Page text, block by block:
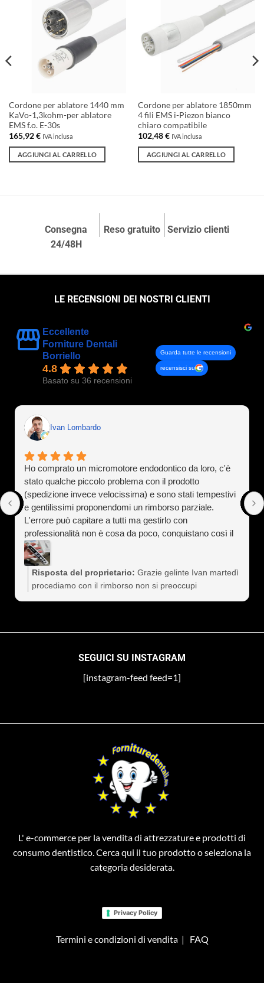
Aggiungi
desideri
Cordone per ablatore 1440 mm
KaVo-1,3kohm-per ablatore
EMS f.o. E-30s
165,92€ IVA inclusa
AGGIUNGI AL CARRELLO
Aggiungi
alla lista
desideri
Cordone per ablatore 1850mm
4 fili EMS i-Piezon bianco
chiaro compatibile
102,48€ IVA inclusa
AGGIUNGI AL CARRELLO
Consegna
24/48H
Reso gratuito Servizio clienti
LE RECENSIONI DEI NOSTRI CLIENTI
Eccellente
Forniture Dentali
Borriello
4.8
Basato su 36 recensioni
Guarda tutte le recensioni
recensisci su
Ivan Lombardo
Ho comprato un micromotore endodontico da loro, c'è
stato qualche piccolo problema con il prodotto
(spedizione invece velocissima) e sono stati tempestivi
e gentilissimi proponendomi un rimborso parziale.
L'errore può capitare a tutti ma gestirlo con
professionalità non è cosa da poco, conquistano così il
cliente a vita). Assolutamente consigliati
Risposta del proprietario: Grazie gelinte Ivan martedì
procediamo con il rimborso non si preoccupi
SEGUICI SU INSTAGRAM
[instagram-feed feed=1]
L' e-commerce per la vendita di attrezzature e prodotti di
consumo dentistico. Cerca qui il tuo prodotto o seleziona la
categoria desiderata.
Privacy Policy
Termini e condizioni di vendita| FAQ